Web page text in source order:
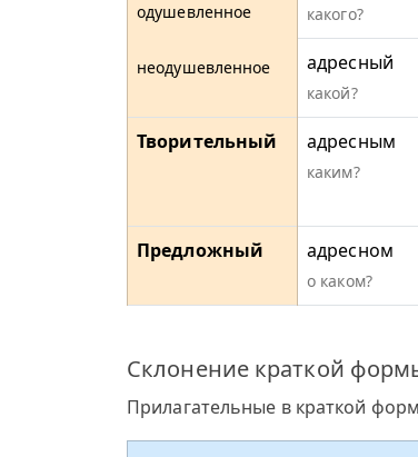
одушевленное
неодушевленное
какого?
адресный
какой?
Творительный адресным
каким?
Предложный адресном
о каком?
Склонение краткой
Прилагательные в краткой